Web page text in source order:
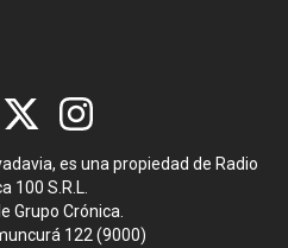
es una propiedad de Radio
100 S.R.L.
Grupo Crónica.
122 (9000)